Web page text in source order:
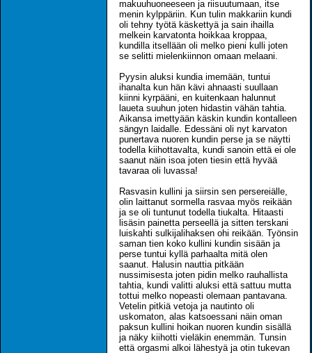
makuuhuoneeseen ja riisuutumaan, itse
menin kylppäriin. Kun tulin makkariin kundi
oli tehny työtä käskettyä ja sain ihailla
melkein karvatonta hoikkaa kroppaa,
kundilla itsellään oli melko pieni kulli joten
se selitti mielenkiinnon omaan melaani.
Pyysin aluksi kundia imemään, tuntui
ihanalta kun hän kävi ahnaasti suullaan
kiinni kyrpääni, en kuitenkaan halunnut
laueta suuhun joten hidastin vähän tahtia.
Aikansa imettyään käskin kundin kontalleen
sängyn laidalle. Edessäni oli nyt karvaton
punertava nuoren kundin perse ja se näytti
todella kiihottavalta, kundi sanoin että ei ole
saanut näin isoa joten tiesin että hyvää
tavaraa oli luvassa!
Rasvasin kullini ja siirsin sen persereiälle,
olin laittanut sormella rasvaa myös reikään
ja se oli tuntunut todella tiukalta. Hitaasti
lisäsin painetta perseellä ja sitten terskani
luiskahti sulkijalihaksen ohi reikään. Työnsin
saman tien koko kullini kundin sisään ja
perse tuntui kyllä parhaalta mitä olen
saanut. Halusin nauttia pitkään
nussimisesta joten pidin melko rauhallista
tahtia, kundi valitti aluksi että sattuu mutta
tottui melko nopeasti olemaan pantavana.
Vetelin pitkiä vetoja ja nautinto oli
uskomaton, alas katsoessani näin oman
paksun kullini hoikan nuoren kundin sisällä
ja näky kiihotti vieläkin enemmän. Tunsin
että orgasmi alkoi lähestyä ja otin tukevan